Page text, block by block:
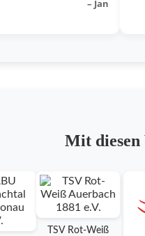
– Jan
Mit diesen
TSV Rot-Weiß